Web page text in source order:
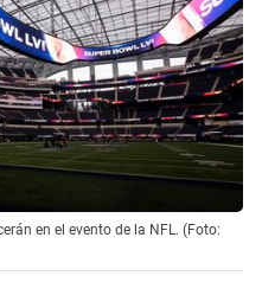
en el evento de la NFL. (Foto: